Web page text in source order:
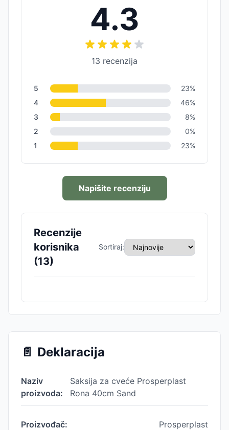
4.3
13 recenzija
5 23%
4
46%
3
8%
2
0%
1
23%
Napišite recenziju
Recenzije
korisnika
(13)
Sortiraj:
📄 Deklaracija
Naziv
proizvoda:
Saksija za cveće Prosperplast
Rona 40cm Sand
Proizvođač: Prosperplast